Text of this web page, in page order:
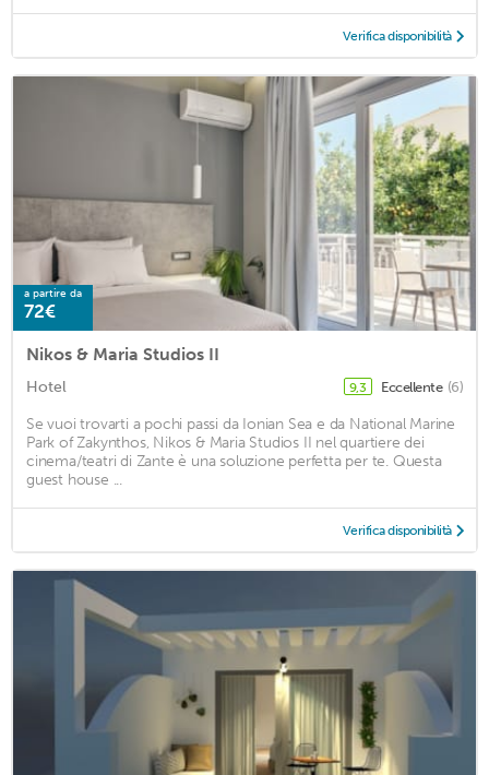
Verifica disponibilità
a partire da
72€
Nikos & Maria Studios II
Hotel 9,3 Eccellente (6)
Se vuoi trovarti a pochi passi da Ionian Sea e da National Marine
Park of Zakynthos, Nikos & Maria Studios II nel quartiere dei
cinema/teatri di Zante è una soluzione perfetta per te. Questa
guest house ...
Verifica disponibilità